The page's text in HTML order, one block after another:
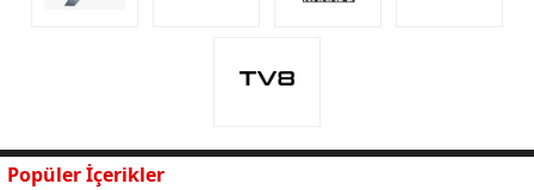
Popüler İçerikler